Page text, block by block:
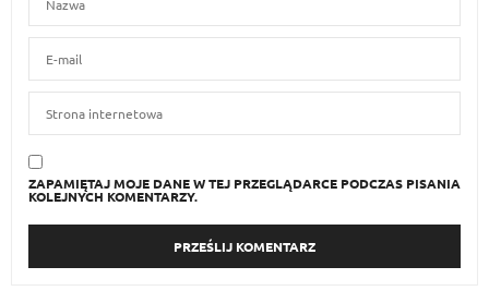
ZAPAMIĘTAJ MOJE DANE W TEJ PRZEGLĄDARCE PODCZAS PISANIA
KOLEJNYCH KOMENTARZY.